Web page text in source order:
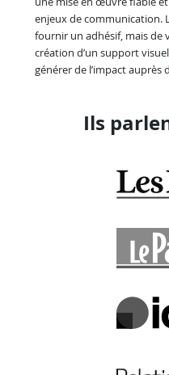
enjeux de communication.
fournir un adhésif, mais de
création d’un support
générer de l’impact auprès
Ils